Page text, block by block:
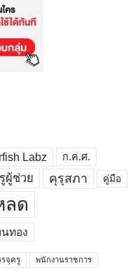
Labz ก.ค.ศ.
ผู้ช่วย คุรุสภา คู่มือ
ลด
ทอง
รจุครู พนักงานราชการ